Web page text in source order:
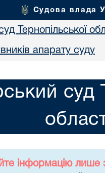
Судова влада
Тернопільської
апарату суду
суд
інформацію лише